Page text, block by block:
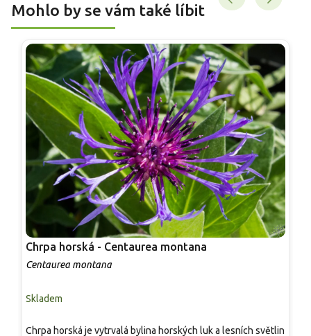
Mohlo by se vám také líbit
Chrpa horská - Centaurea montana
Centaurea montana
Skladem
Chrpa horská je vytrvalá bylina horských luk a lesních světlin